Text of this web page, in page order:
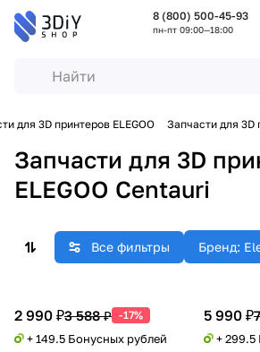
8 (800) 500-45-93
пн-пт 09:00—18:00
для 3D принтеров ELEGOO Запчасти для 3D
Запчасти для 3D
ELEGOO Centauri
Все фильтры Бренд:
2 990 ₽3 588 ₽ -17%
+ 149.5 Бонусных рублей
5 990 ₽
+ 299.5